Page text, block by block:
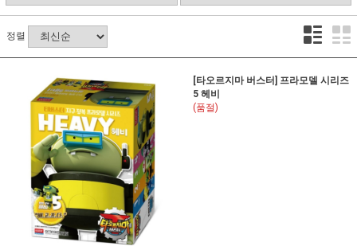
정렬
[타오르지마 버스터] 프라모델 시리즈
5 헤비
(품절)